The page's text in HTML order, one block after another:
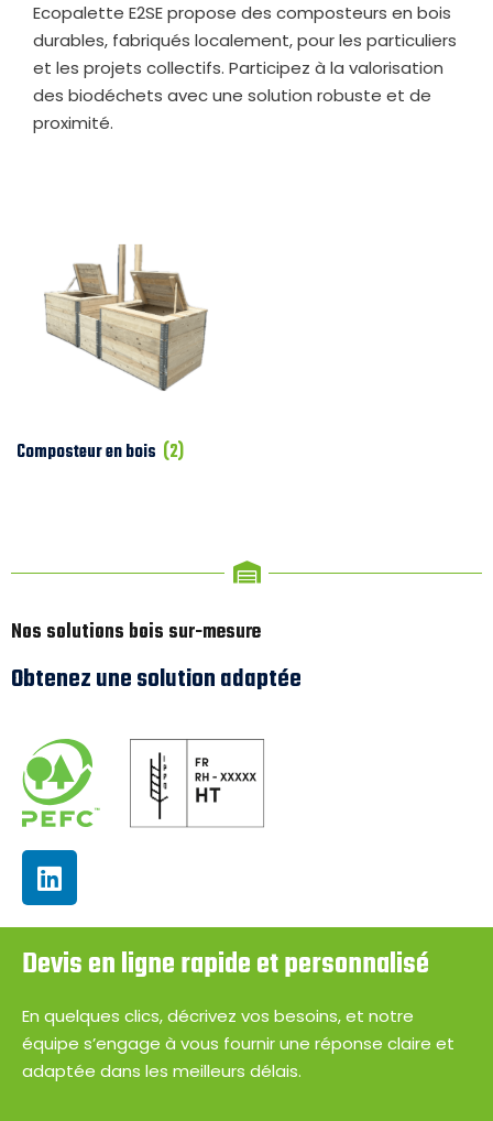
Ecopalette E2SE propose des composteurs en bois
durables, fabriqués localement, pour les particuliers
et les projets collectifs. Participez à la valorisation
des biodéchets avec une solution robuste et de
proximité.
Composteur en bois (2)
Nos solutions bois sur-mesure
Obtenez une solution adaptée
Devis en ligne rapide et personnalisé
En quelques clics, décrivez vos besoins, et notre
équipe s’engage à vous fournir une réponse claire et
adaptée dans les meilleurs délais.